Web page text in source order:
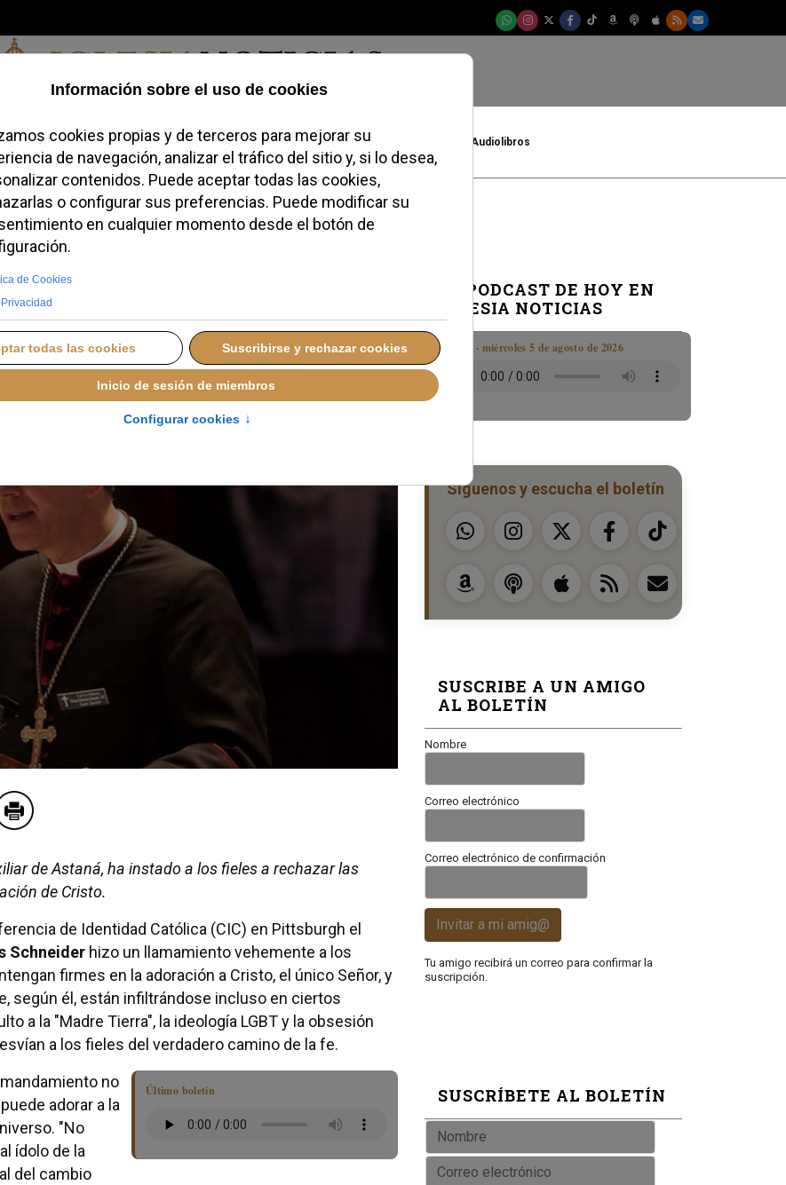
Jueves, 06 de agosto de 2026
Blogs Temas Buscar #JovenesConFe Podcast Audiolibros
acusa al Vaticano
y pide una
08 OCTUBRE 2025 10:42
de Astaná, ha instado a los fieles a rechazar las
de Cristo.
de Identidad Católica (CIC) en Pittsburgh el
Schneider hizo un llamamiento vehemente a los
firmes en la adoración a Cristo, el único Señor, y
según él, están infiltrándose incluso en ciertos
a la "Madre Tierra", la ideología LGBT y la obsesión
a los fieles del verdadero camino de la fe.
Último boletín
no
adorar a la
"No
ídolo de la
del cambio
EL PODCAST DE HOY EN
IGLESIA NOTICIAS
Boletín · miércoles 5 de agosto de 2026
Síguenos y escucha el boletín
SUSCRIBE A UN AMIGO
AL BOLETÍN
Nombre
Correo electrónico
Correo electrónico de confirmación
Invitar a mi amig@
Tu amigo recibirá un correo para confirmar la
suscripción.
SUSCRÍBETE AL BOLETÍN